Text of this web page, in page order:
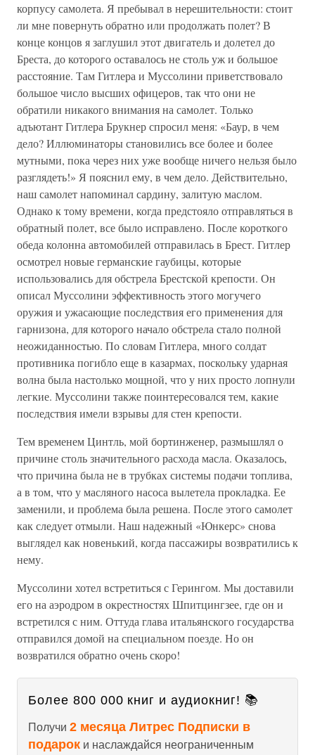
корпусу самолета. Я пребывал в нерешительности: стоит
ли мне повернуть обратно или продолжать полет? В
конце концов я заглушил этот двигатель и долетел до
Бреста, до которого оставалось не столь уж и большое
расстояние. Там Гитлера и Муссолини приветствовало
большое число высших офицеров, так что они не
обратили никакого внимания на самолет. Только
адъютант Гитлера Брукнер спросил меня: «Баур, в чем
дело? Иллюминаторы становились все более и более
мутными, пока через них уже вообще ничего нельзя было
разглядеть!» Я пояснил ему, в чем дело. Действительно,
наш самолет напоминал сардину, залитую маслом.
Однако к тому времени, когда предстояло отправляться в
обратный полет, все было исправлено. После короткого
обеда колонна автомобилей отправилась в Брест. Гитлер
осмотрел новые германские гаубицы, которые
использовались для обстрела Брестской крепости. Он
описал Муссолини эффективность этого могучего
оружия и ужасающие последствия его применения для
гарнизона, для которого начало обстрела стало полной
неожиданностью. По словам Гитлера, много солдат
противника погибло еще в казармах, поскольку ударная
волна была настолько мощной, что у них просто лопнули
легкие. Муссолини также поинтересовался тем, какие
последствия имели взрывы для стен крепости.
Тем временем Цинтль, мой бортинженер, размышлял о
причине столь значительного расхода масла. Оказалось,
что причина была не в трубках системы подачи топлива,
а в том, что у масляного насоса вылетела прокладка. Ее
заменили, и проблема была решена. После этого самолет
как следует отмыли. Наш надежный «Юнкерс» снова
выглядел как новенький, когда пассажиры возвратились к
нему.
Муссолини хотел встретиться с Герингом. Мы доставили
его на аэродром в окрестностях Шпитцингзее, где он и
встретился с ним. Оттуда глава итальянского государства
отправился домой на специальном поезде. Но он
возвратился обратно очень скоро!
Более 800 000 книг и аудиокниг! 📚
Получи 2 месяца Литрес Подписки в
подарок и наслаждайся неограниченным